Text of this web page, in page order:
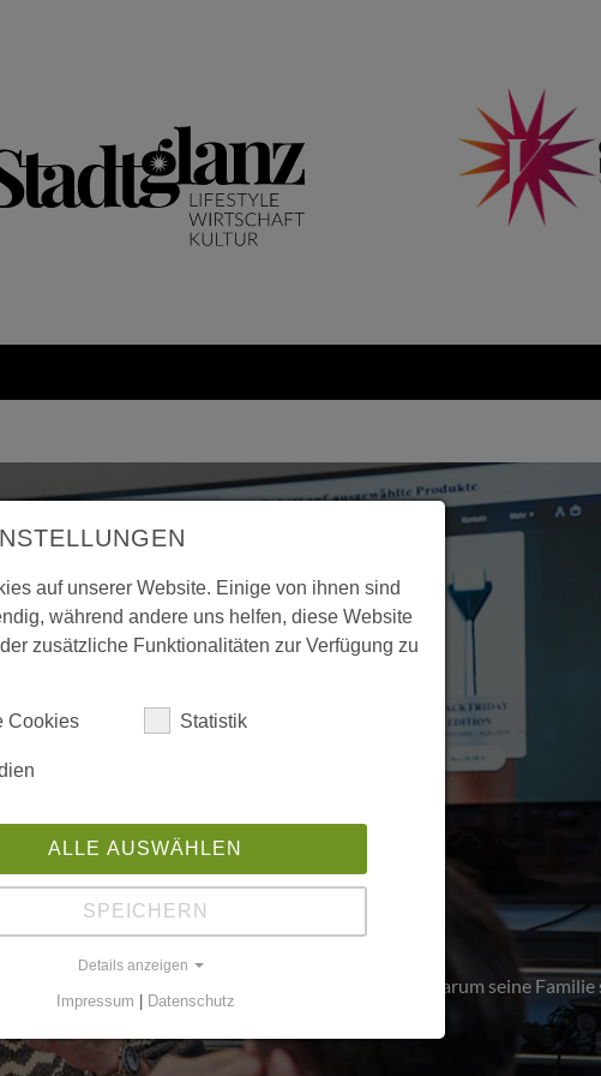
deines Lebens!
Unternehmertum
weltweites MedTech-Unternehmen formte – und warum seine Familie
Fundament ist. Wer Michael…
auf unserer Website. Einige von ihnen sind
während andere uns helfen, diese Website
zusätzliche Funktionalitäten zur Verfügung zu
Cookies Statistik
ALLE AUSWÄHLEN
SPEICHERN
Details anzeigen
Impressum | Datenschutz